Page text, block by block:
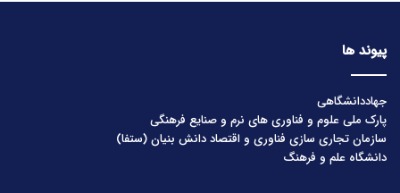
پیوند ها
جهاددانشگاهی
پارک ملی علوم و فناوری های نرم و صنایع فرهنگی
سازمان تجاری سازی فناوری و اقتصاد دانش بنیان (ستفا)
دانشگاه علم و فرهنگ